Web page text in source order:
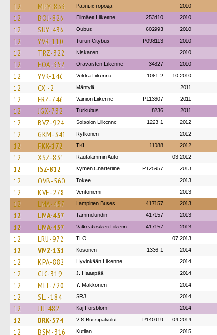
12 MPY-833 Разные города 2010
12 BOJ-826 Elimäen Liikenne 253410 2010
12 SUY-436 Oubus 602993 2010
12 YVR-110 Turun Citybus P098113 2010
12 TRZ-322 Niskanen 2010
12 EOA-352 Oravaisten Liikenne 34327 2010
12 YVR-146 Vekka Liikenne 1081-2 10.2010
12 CXI-2 Mäntylä 2011
12 FRZ-746 Vainion Liikenne P113607 2011
12 JGX-732 Turkubus 8236 2011
12 BVZ-924 Soisalon Liikenne 1223-1 2012
12 GKM-341 Rytkönen 2012
12 FKX-172 TKL 11088 2012
12 XSZ-831 Rautalammin Auto 03.2012
12 ISZ-812 Kymen Charterline P125957 2013
12 OVB-560 Tokee 2013
12 KVE-278 Ventoniemi 2013
12 LMA-457 Lampinen Buses 417157 2013
12 LMA-457 Tammelundin 417157 2013
12 LMA-457 Valkeakosken Liikenn 417157 2013
12 LRU-972 TLO 07.2013
12 VMZ-131 Kosonen 1336-1 2014
12 KPA-882 Hyvinkään Liikenne 2014
12 CJC-319 J. Haanpää 2014
12 MLT-720 Y. Makkonen 2014
12 SLJ-184 SRJ 2014
12 JJJ-482 Kaj Forsblom 2014
12 BRK-574 V-S Bussipalvelut P140919 04.2014
12 BSM-316 Kutilan 2015